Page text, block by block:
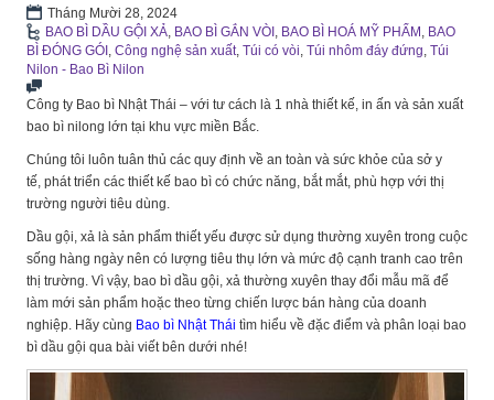
Tháng Mười 28, 2024
BAO BÌ DẦU GỘI XẢ, BAO BÌ GẮN VÒI , BAO BÌ HOÁ MỸ PHẨM , BAO
BÌ ĐÓNG GÓI , Công nghệ sản xuất, Túi có vòi, Túi nhôm đáy đứng, Túi
Nilon - Bao Bì Nilon
Công ty Bao bì Nhật Thái – với tư cách là 1 nhà thiết kế, in ấn và sản xuất
bao bì nilong lớn tại khu vực miền Bắc.
Chúng tôi luôn tuân thủ các quy định về an toàn và sức khỏe của sở y
tế, phát triển các thiết kế bao bì có chức năng, bắt mắt, phù hợp với thị
trường người tiêu dùng.
Dầu gội, xả là sản phẩm thiết yếu được sử dụng thường xuyên trong cuộc
sống hàng ngày nên có lượng tiêu thụ lớn và mức độ cạnh tranh cao trên
thị trường. Vì vậy, bao bì dầu gội, xả thường xuyên thay đổi mẫu mã để
làm mới sản phẩm hoặc theo từng chiến lược bán hàng của doanh
nghiệp. Hãy cùng Bao bì Nhật Thái tìm hiểu về đặc điểm và phân loại bao
bì dầu gội qua bài viết bên dưới nhé!